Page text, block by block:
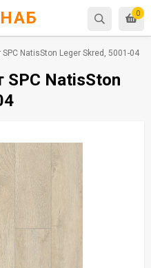
0
NatisSton Leger Skred, 5001-04
NatisSton